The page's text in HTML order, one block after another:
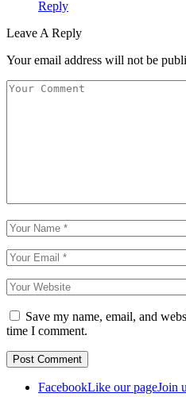
Reply
Leave A Reply
Your email address will not be
Save my name, email, and
time I comment.
FacebookLike our pageJoin